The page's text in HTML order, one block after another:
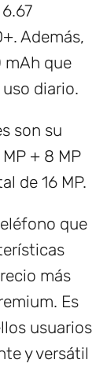
Además,
mAh que
diario.
son su
+ 8 MP
de 16 MP.
que
más
Es
usuarios
y versátil